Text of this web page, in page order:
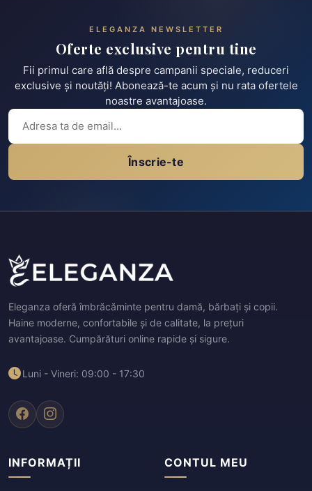
ELEGANZA NEWSLETTER
Oferte exclusive pentru tine
Fii primul care află despre campanii speciale, reduceri
exclusive și noutăți! Abonează-te acum și nu rata ofertele
noastre avantajoase.
Înscrie-te
Eleganza oferă îmbrăcăminte pentru damă, bărbați și copii.
Haine moderne, confortabile și de calitate, la prețuri
avantajoase. Cumpărături online rapide și sigure.
Luni - Vineri: 09:00 - 17:30
INFORMAȚII CONTUL MEU